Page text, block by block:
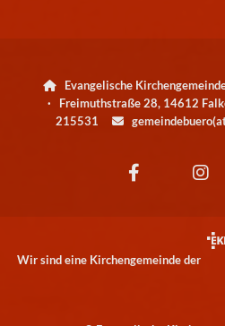

Evangelische
· Freimuthstraße 28, 14612
215531

Wir sind eine Kirchengemeinde der